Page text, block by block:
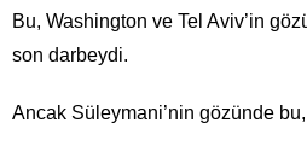
Bu, Washington ve Tel Aviv’in
son darbeydi.
Ancak Süleymani’nin gözünde bu,